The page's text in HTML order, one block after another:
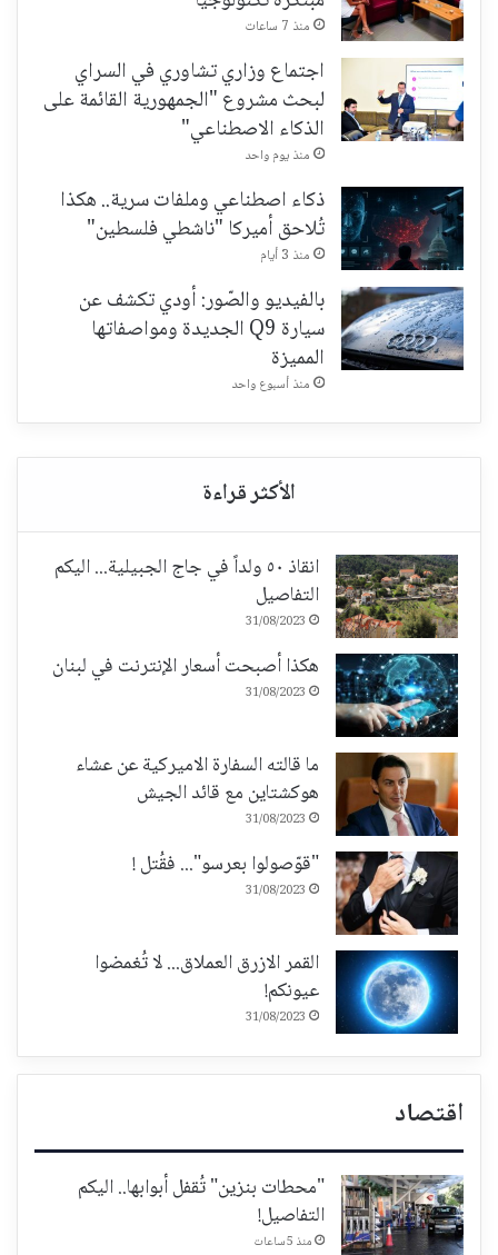
منذ 7 ساعات
اجتماع وزاري تشاوري في السراي
لبحث مشروع "الجمهورية القائمة على
الذكاء الاصطناعي"
منذ يوم واحد
ذكاء اصطناعي وملفات سرية.. هكذا
تُلاحق أميركا "ناشطي فلسطين"
منذ 3 أيام
بالفيديو والصّور: أودي تكشف عن
سيارة Q9 الجديدة ومواصفاتها
المميزة
منذ أسبوع واحد
انقاذ ٥٠ ولداً في جاج الجبيلية... اليكم
التفاصيل
31/08/2023
هكذا أصبحت أسعار الإنترنت في لبنان
31/08/2023
ما قالته السفارة الاميركية عن عشاء
هوكشتاين مع قائد الجيش
31/08/2023
"قوّصولوا بعرسو"... فقُتل !
31/08/2023
القمر الازرق العملاق... لا تُغمضوا
عيونكم!
31/08/2023
اقتصاد
"محطات بنزين" تُقفل أبوابها.. اليكم
التفاصيل!
منذ 5 ساعات